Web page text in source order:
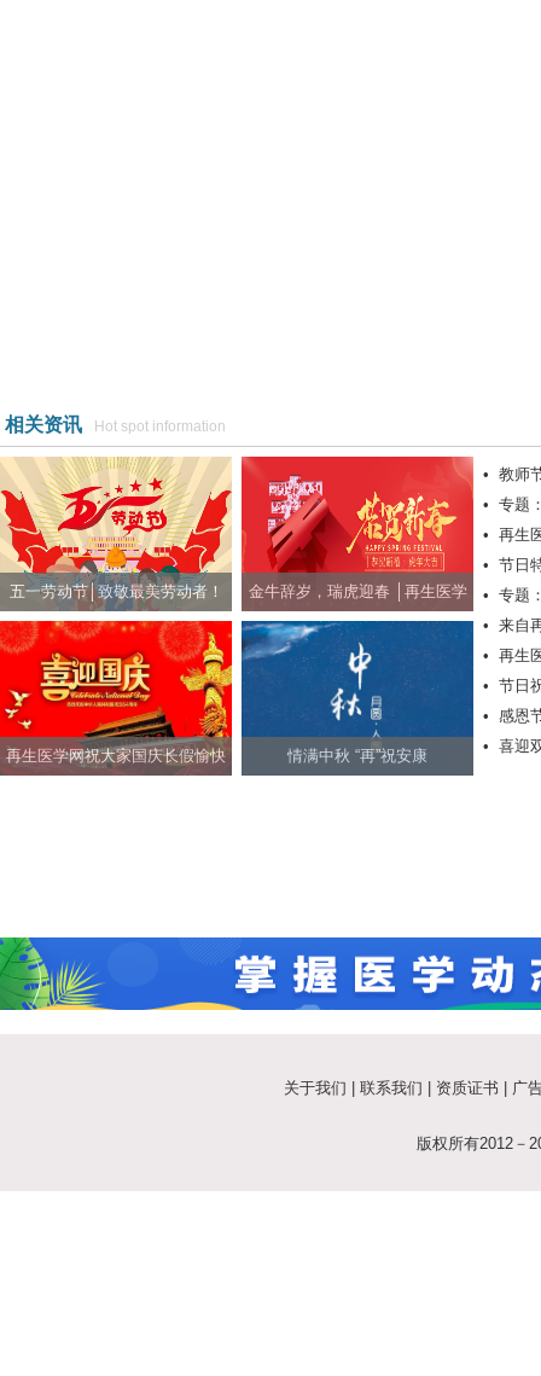
相关资讯 Hot spot information
五一劳动节│致敬最美劳动者！ 金牛辞岁，瑞虎迎春 │再生医学
网祝社会各界朋友新春快乐！
再生医学网祝大家国庆长假愉快 情满中秋 “再”祝安康
• 教师
• 专题
• 再生
• 节日
• 专题
• 来自
• 再生
• 节日
快乐！
• 感恩
• 喜迎
关于我们 联系我们 资质证书 广
版权所有2012－